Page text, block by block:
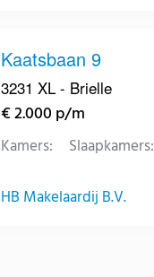
Kaatsbaan 9
3231 XL - Brielle
€ 2.000 p/m
Kamers: Slaapkamers:
HB Makelaardij B.V.